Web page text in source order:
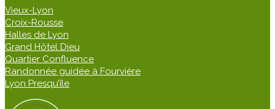
Vieux-Lyon
Croix-Rousse
Halles de Lyon
Grand Hôtel Dieu
Quartier Confluence
Randonnée guidée à Fourvière
Lyon Presqu’île